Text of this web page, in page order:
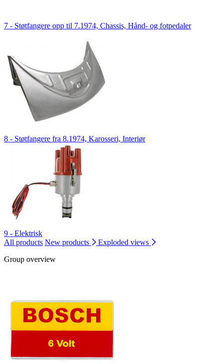
7 - Støtfangere opp til 7.1974, Chassis, Hånd- og fotpedaler
8 - Støtfangere fra 8.1974, Karosseri, Interiør
9 - Elektrisk
All products New products
Exploded views
Group overview